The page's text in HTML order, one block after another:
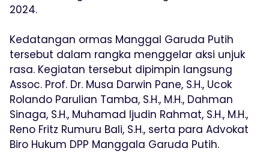
2024.
Kedatangan ormas Manggal Garuda Putih
tersebut dalam rangka menggelar aksi unjuk
rasa. Kegiatan tersebut dipimpin langsung
Assoc. Prof. Dr. Musa Darwin Pane, S.H., Ucok
Rolando Parulian Tamba, S.H., M.H., Dahman
Sinaga, S.H., Muhamad Ijudin Rahmat, S.H., M.H.,
Reno Fritz Rumuru Bali, S.H., serta para Advokat
Biro Hukum DPP Manggala Garuda Putih.